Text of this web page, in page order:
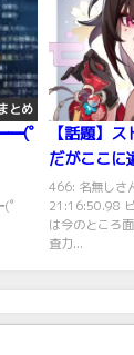
とめ
ﾟ
ﾟ
【話題】
だがここに
466: 名無し
21:16:50.98
は今のところ
査力...